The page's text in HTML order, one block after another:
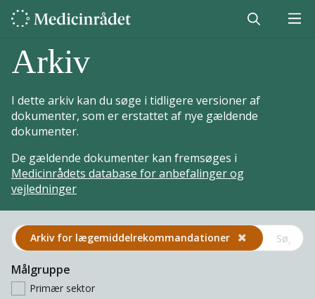
Arkiv
I dette arkiv kan du søge i tidligere versioner af
dokumenter, som er erstattet af nye gældende
dokumenter.
De gældende dokumenter kan fremsøges i
Medicinrådets database for anbefalinger og
vejledninger
Arkiv for lægemiddel­rekommandationer
Målgruppe
Primær sektor